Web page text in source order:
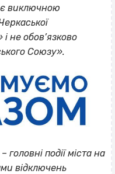
є виключною
не обов’язково
Союзу».
– головні події міста на
відключень